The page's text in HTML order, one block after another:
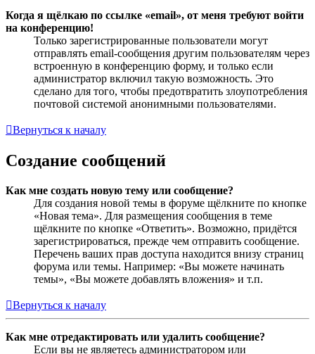
Когда я щёлкаю по ссылке «email», от меня требуют войти
на конференцию!
Только зарегистрированные пользователи могут
отправлять email-сообщения другим пользователям через
встроенную в конференцию форму, и только если
администратор включил такую возможность. Это
сделано для того, чтобы предотвратить злоупотребления
почтовой системой анонимными пользователями.
Вернуться к началу
Создание сообщений
Как мне создать новую тему или сообщение?
Для создания новой темы в форуме щёлкните по кнопке
«Новая тема». Для размещения сообщения в теме
щёлкните по кнопке «Ответить». Возможно, придётся
зарегистрироваться, прежде чем отправить сообщение.
Перечень ваших прав доступа находится внизу страниц
форума или темы. Например: «Вы можете начинать
темы», «Вы можете добавлять вложения» и т.п.
Вернуться к началу
Как мне отредактировать или удалить сообщение?
Если вы не являетесь администратором или